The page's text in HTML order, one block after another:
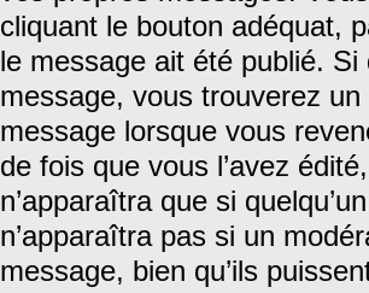
cliquant le bouton adéquat,
le message ait été publié. Si
message, vous trouverez
message lorsque vous
de fois que vous l’avez
n’apparaîtra que si
n’apparaîtra pas si un
message, bien qu’ils